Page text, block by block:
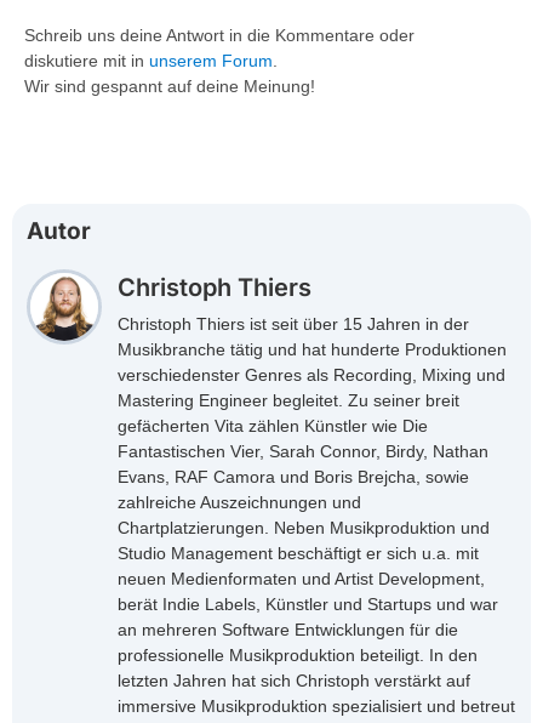
Schreib uns deine Antwort in die Kommentare oder
diskutiere mit in unserem Forum
Wir sind gespannt auf deine Meinung!
Autor
Christoph Thiers
Christoph Thiers ist seit über 15 Jahren in der
Musikbranche tätig und hat hunderte Produktionen
verschiedenster Genres als Recording, Mixing und
Mastering Engineer begleitet. Zu seiner breit
gefächerten Vita zählen Künstler wie Die
Fantastischen Vier, Sarah Connor, Birdy, Nathan
Evans, RAF Camora und Boris Brejcha, sowie
zahlreiche Auszeichnungen und
Chartplatzierungen. Neben Musikproduktion und
Studio Management beschäftigt er sich u.a. mit
neuen Medienformaten und Artist Development,
berät Indie Labels, Künstler und Startups und war
an mehreren Software Entwicklungen für die
professionelle Musikproduktion beteiligt. In den
letzten Jahren hat sich Christoph verstärkt auf
immersive Musikproduktion spezialisiert und betreut